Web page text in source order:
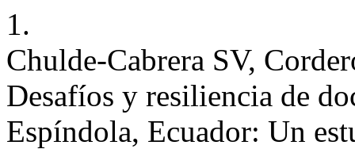
1.
Chulde-Cabrera SV,
Desafíos y resiliencia de
Espíndola, Ecuador: Un